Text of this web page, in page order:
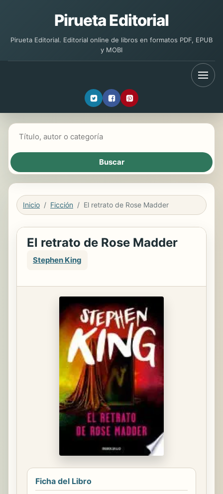
Pirueta Editorial
Pirueta Editorial. Editorial online de libros en formatos PDF, EPUB
y MOBI
Inicio Ficción El retrato de Rose Madder
El retrato de Rose Madder
Stephen King
Ficha del Libro